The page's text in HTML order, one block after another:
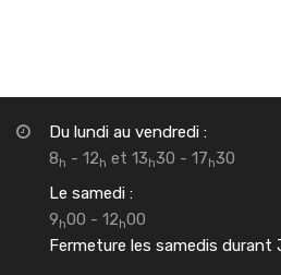
Du lundi au vendredi :
8h - 12h et 13h30 - 17h30
Le samedi :
9h00 - 12h00
Fermeture les samedis